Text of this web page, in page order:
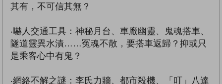
其有，不可信其無？
‧嚇人交通工具：神秘月台、車廠幽靈、鬼魂搭車、
隧道靈異水漬……冤魂不散，要搭車返歸？抑或只
是乘客心中有鬼？
‧網絡不解之謎：李氏力牆、都市殺機、「叮」八達